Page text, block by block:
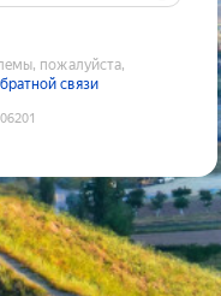
пожалуйста,
связи